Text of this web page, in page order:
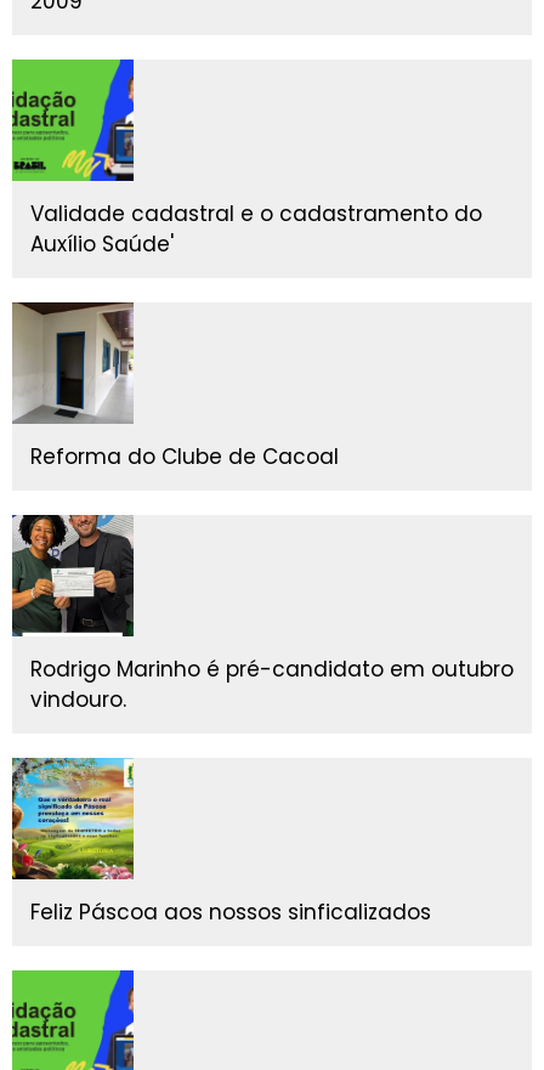
Validade cadastral e o cadastramento do
Auxílio Saúde'
Reforma do Clube de Cacoal
Rodrigo Marinho é pré-candidato em outubro
vindouro.
Feliz Páscoa aos nossos sinficalizados